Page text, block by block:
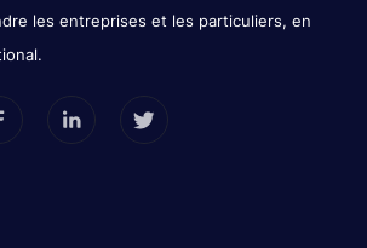
les entreprises et les particuliers, en